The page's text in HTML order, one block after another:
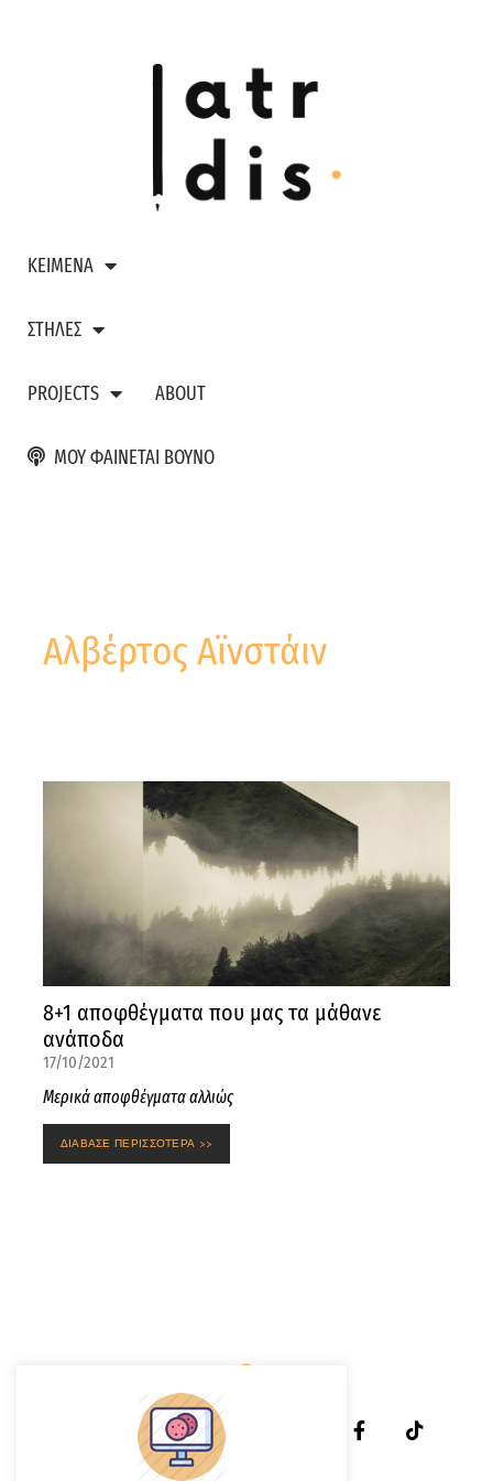
ΚΕΙΜΕΝΑ
ΣΤΗΛΕΣ
PROJECTS ABOUT
ΜΟΥ ΦΑΙΝΕΤΑΙ ΒΟΥΝΟ
Αλβέρτος Αϊνστάιν
8+1 αποφθέγματα που μας τα μάθανε
ανάποδα
17/10/2021
Μερικά αποφθέγματα αλλιώς
ΔΙΑΒΑΣΕ ΠΕΡΙΣΣΟΤΕΡΑ >>